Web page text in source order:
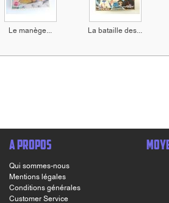
Le manège... La bataille des...
A PROPOS
Qui sommes-nous
Mentions légales
Conditions générales
Customer Service